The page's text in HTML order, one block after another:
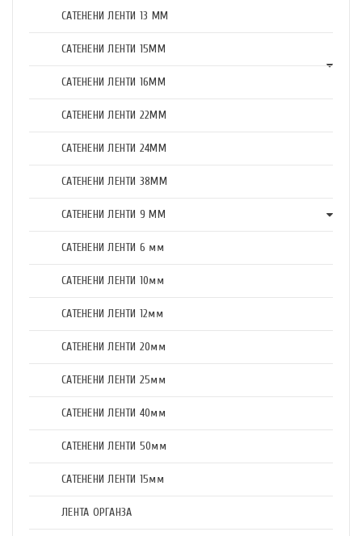
САТЕНЕНИ ЛЕНТИ 13 ММ
САТЕНЕНИ ЛЕНТИ 15ММ
САТЕНЕНИ ЛЕНТИ 16ММ
САТЕНЕНИ ЛЕНТИ 22ММ
САТЕНЕНИ ЛЕНТИ 24ММ
САТЕНЕНИ ЛЕНТИ 38ММ
САТЕНЕНИ ЛЕНТИ 9 ММ
САТЕНЕНИ ЛЕНТИ 6 мм
САТЕНЕНИ ЛЕНТИ 10мм
САТЕНЕНИ ЛЕНТИ 12мм
САТЕНЕНИ ЛЕНТИ 20мм
САТЕНЕНИ ЛЕНТИ 25мм
САТЕНЕНИ ЛЕНТИ 40мм
САТЕНЕНИ ЛЕНТИ 50мм
САТЕНЕНИ ЛЕНТИ 15мм
ЛЕНТА ОРГАНЗА